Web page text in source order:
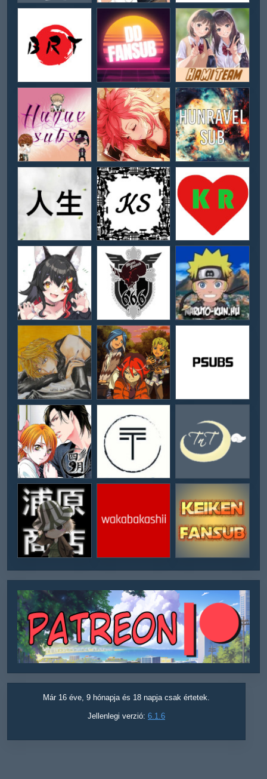
Már 16 éve, 9 hónapja és 18 napja csak értetek.
Jellenlegi verzió: 6.1.6